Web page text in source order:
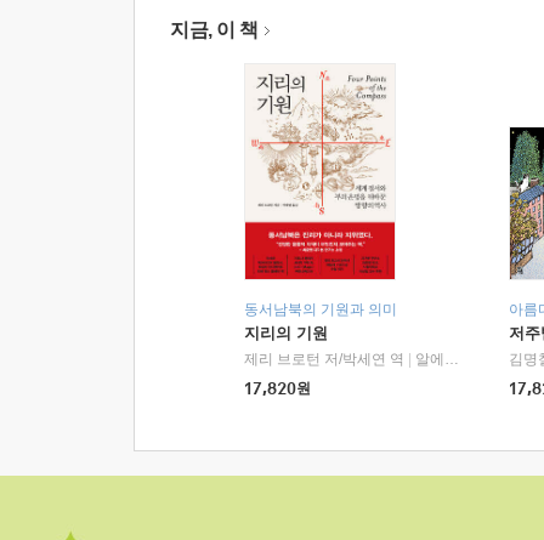
지금, 이 책
동서남북의 기원과 의미
지리의 기원
제리 브로턴 저/박세연 역
알에이치코리아(RHK)
17,820원
아름
저
김명